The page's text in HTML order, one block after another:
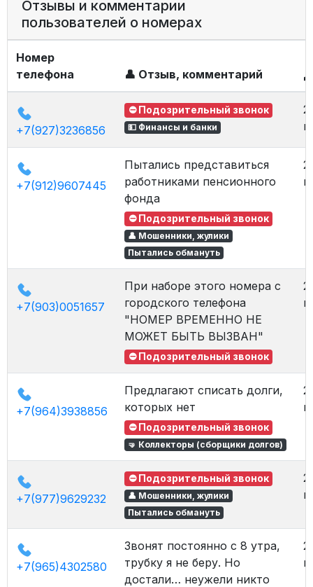
Отзывы и комментарии
пользователей о номерах
Номер
телефона
👤 Отзыв, комментарий
+7(927)3236856
⛔ Подозрительный звонок
💵 Финансы и банки
в
+7(912)9607445
Пытались представиться
работниками пенсионного
фонда
⛔ Подозрительный звонок
👤 Мошенники, жулики
Пытались обмануть
в
+7(903)0051657
При наборе этого номера с
городского телефона
"НОМЕР ВРЕМЕННО НЕ
МОЖЕТ БЫТЬ ВЫЗВАН"
⛔ Подозрительный звонок
в
+7(964)3938856
Предлагают списать долги,
которых нет
⛔ Подозрительный звонок
🤜 Коллекторы (сборщики долгов)
в
+7(977)9629232
⛔ Подозрительный звонок
👤 Мошенники, жулики
Пытались обмануть
+7(965)4302580
Звонят постоянно с 8 утра,
трубку я не беру. Но
достали… неужели никто
в